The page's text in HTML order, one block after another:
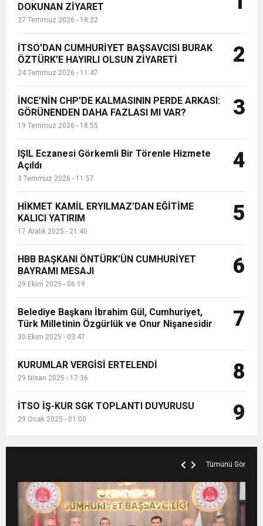
ve Onur Nişanesidir
6:19 HBB BAŞKANI ÖNTÜRK’ÜN
CUMHURİYET BAYRAMI MESAJI
17:36 KURUMLAR VERGİSİ ERTELENDİ
1:00 İTSO İŞ-KUR SGK TOPLANTI
21:40 CEYLANDERE’DE BAŞKAN EMRAH
18:22
GÖNÜLLERE DOKUNAN ZİYARET
DOKUNAN ZİYARET
27 Temmuz 2026 - 18:22
İTSO’DAN CUMHURİYET BAŞSAVCISI BURAK
ÖZTÜRK’E HAYIRLI OLSUN ZİYARETİ
24 Temmuz 2026 - 11:47
2
İNCE’NİN CHP’DE KALMASININ PERDE ARKASI:
GÖRÜNENDEN DAHA FAZLASI MI VAR?
19 Temmuz 2026 - 18:55
3
IŞIL Eczanesi Görkemli Bir Törenle Hizmete
Açıldı
3 Temmuz 2026 - 11:57
4
HİKMET KAMİL ERYILMAZ’DAN EĞİTİME
KALICI YATIRIM
17 Aralık 2025 - 21:40
5
HBB BAŞKANI ÖNTÜRK’ÜN CUMHURİYET
BAYRAMI MESAJI
29 Ekim 2025 - 06:19
6
Belediye Başkanı İbrahim Gül, Cumhuriyet,
Türk Milletinin Özgürlük ve Onur Nişanesidir
30 Ekim 2025 - 03:47
7
KURUMLAR VERGİSİ ERTELENDİ
29 Nisan 2025 - 17:36 8
İTSO İŞ-KUR SGK TOPLANTI DUYURUSU
29 Ocak 2025 - 01:00 9
Tümünü Gör